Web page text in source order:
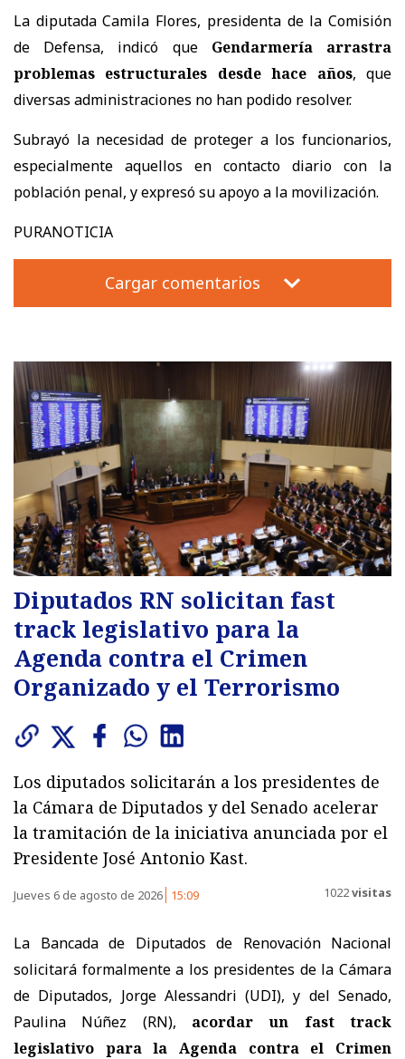
La diputada Camila Flores, presidenta de la Comisión
de Defensa, indicó que Gendarmería arrastra
problemas estructurales desde hace años, que
diversas administraciones no han podido resolver.
Subrayó la necesidad de proteger a los funcionarios,
especialmente aquellos en contacto diario con la
población penal, y expresó su apoyo a la movilización.
PURANOTICIA
Cargar comentarios
Diputados RN solicitan fast
track legislativo para la
Agenda contra el Crimen
Organizado y el Terrorismo
Los diputados solicitarán a los presidentes de
la Cámara de Diputados y del Senado acelerar
la tramitación de la iniciativa anunciada por el
Presidente José Antonio Kast.
Jueves 6 de agosto de 2026 15:09 1022visitas
La Bancada de Diputados de Renovación Nacional
solicitará formalmente a los presidentes de la Cámara
de Diputados, Jorge Alessandri (UDI), y del Senado,
Paulina Núñez (RN), acordar un fast track
legislativo para la Agenda contra el Crimen